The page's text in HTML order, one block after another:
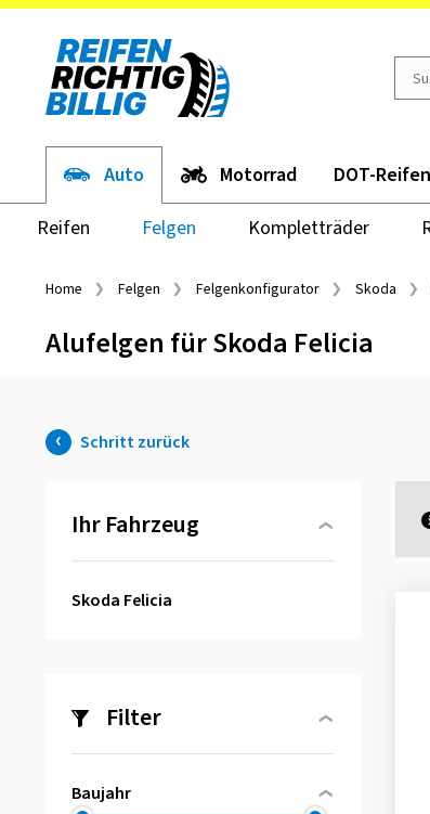
Auto
Reifen
Felgen Kompletträder
Motorrad DOT-Reifen
Home Felgen Felgenkonfigurator Skoda
Alufelgen für Skoda Felicia
Schritt zurück
Ihr Fahrzeug
Skoda Felicia
Filter
Baujahr